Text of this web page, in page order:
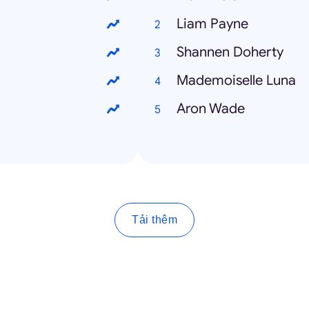
Liam Payne
Shannen Doherty
Mademoiselle Luna
Aron Wade
Tải thêm